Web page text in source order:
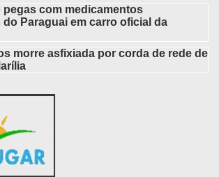
pegas com medicamentos
Paraguai em carro oficial da
morre asfixiada por corda de rede de